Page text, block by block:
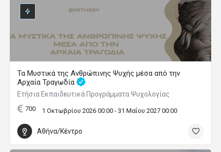
Τα Μυστικά της Ανθρώπινης Ψυχής μέσα από την
Αρχαία Τραγωδία
Ετήσια Εκπαιδευτικά Προγράμματα Ψυχολογίας
700 1 Οκτωβρίου 2026 00:00 - 31 Μαΐου 2027 00:00
Αθήνα/Κέντρο